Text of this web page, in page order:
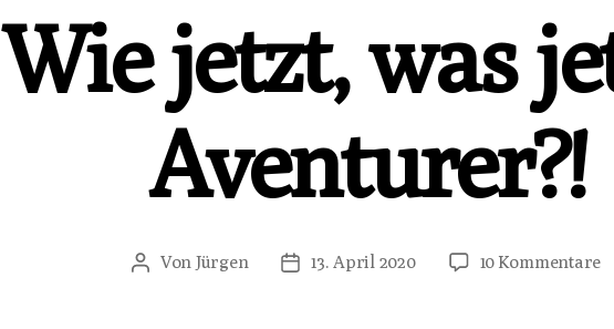
Wie jetzt, was
Aventurer?!
Beitragsautor
Von Jürgen Veröffentlichungsdatum
13. April 2020 10 Kommentarezu